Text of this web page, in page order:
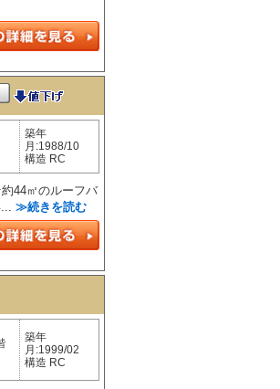
築年
月:1988/10
構造 RC
44㎡のルーフバ
≫続きを読む
築年
月:1999/02
構造 RC